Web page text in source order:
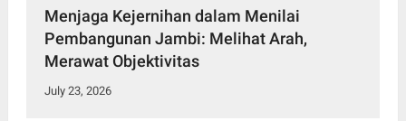
Menjaga Kejernihan dalam Menilai
Pembangunan Jambi: Melihat Arah,
Merawat Objektivitas
July 23, 2026